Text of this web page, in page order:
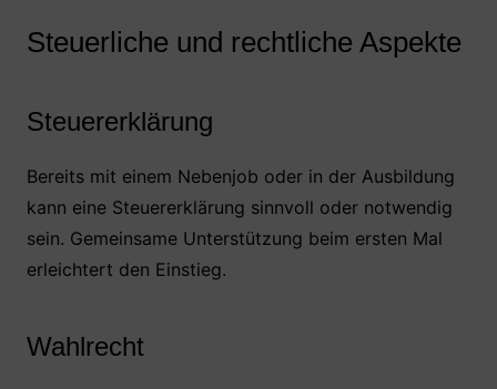
Steuerliche und rechtliche Aspekte
Steuererklärung
Bereits mit einem Nebenjob oder in der Ausbildung
kann eine Steuererklärung sinnvoll oder notwendig
sein. Gemeinsame Unterstützung beim ersten Mal
erleichtert den Einstieg.
Wahlrecht